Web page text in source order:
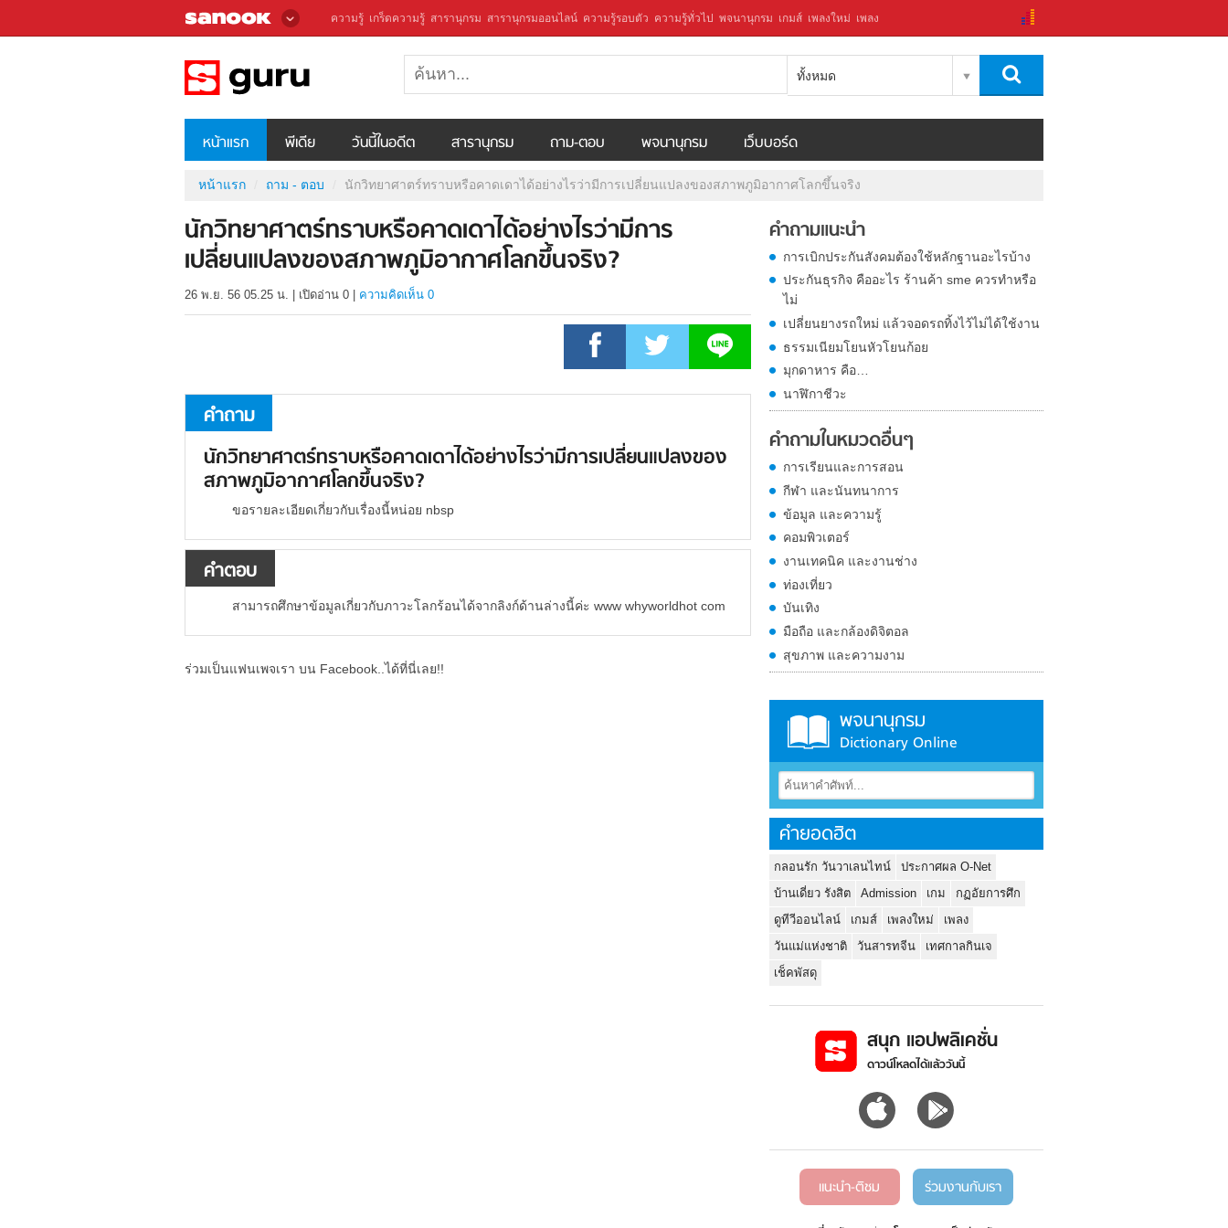
ความรู้ เกร็ดความรู้ สารานุกรม สารานุกรมออนไลน์ ความรู้รอบตัว ความรู้ทั่วไป พจนานุกรม เกมส์ เพลงใหม่ เพลง
ทั้งหมด
หน้าแรก พีเดีย วันนี้ในอดีต สารานุกรม ถาม-ตอบ พจนานุกรม เว็บบอร์ด
หน้าแรก ถาม - ตอบ นักวิทยาศาตร์ทราบหรือคาดเดาได้อย่างไรว่ามีการเปลี่ยนแปลงของสภาพภูมิอากาศโลกขึ้นจริง
นักวิทยาศาตร์ทราบหรือคาดเดาได้อย่างไรว่ามีการ
เปลี่ยนแปลงของสภาพภูมิอากาศโลกขึ้นจริง?
26 พ.ย. 56 05.25 น. เปิดอ่าน 0 ความคิดเห็น 0
คำถาม
นักวิทยาศาตร์ทราบหรือคาดเดาได้อย่างไรว่ามีการเปลี่ยนแปลงของ
สภาพภูมิอากาศโลกขึ้นจริง?
ขอรายละเอียดเกี่ยวกับเรื่องนี้หน่อย nbsp
คำตอบ
สามารถศึกษาข้อมูลเกี่ยวกับภาวะโลกร้อนได้จากลิงก์ด้านล่างนี้ค่ะ www whyworldhot com
ร่วมเป็นแฟนเพจเรา บน Facebook..ได้ที่นี่เลย!!
คำถามแนะนำ
การเบิกประกันสังคมต้องใช้หลักฐานอะไรบ้าง
ประกันธุรกิจ คืออะไร ร้านค้า sme ควรทำหรือ
ไม่
เปลี่ยนยางรถใหม่ แล้วจอดรถทิ้งไว้ไม่ได้ใช้งาน
ธรรมเนียมโยนหัวโยนก้อย
มุกดาหาร คือ…
นาฬิกาชีวะ
คำถามในหมวดอื่นๆ
การเรียนและการสอน
กีฬา และนันทนาการ
ข้อมูล และความรู้
คอมพิวเตอร์
งานเทคนิค และงานช่าง
ท่องเที่ยว
บันเทิง
มือถือ และกล้องดิจิตอล
สุขภาพ และความงาม
พจนานุกรม
Dictionary Online
คำยอดฮิต
กลอนรัก วันวาเลนไทน์
ประกาศผล O-Net
บ้านเดี่ยว รังสิต
Admission เกม
กฏอัยการศึก
ดูทีวีออนไลน์
เกมส์ เพลงใหม่
เพลง
วันแม่แห่งชาติ
วันสารทจีน
เทศกาลกินเจ
เช็คพัสดุ
สนุก แอปพลิเคชั่น
ดาวน์โหลดได้แล้ววันนี้
แนะนำ-ติชม ร่วมงานกับเรา